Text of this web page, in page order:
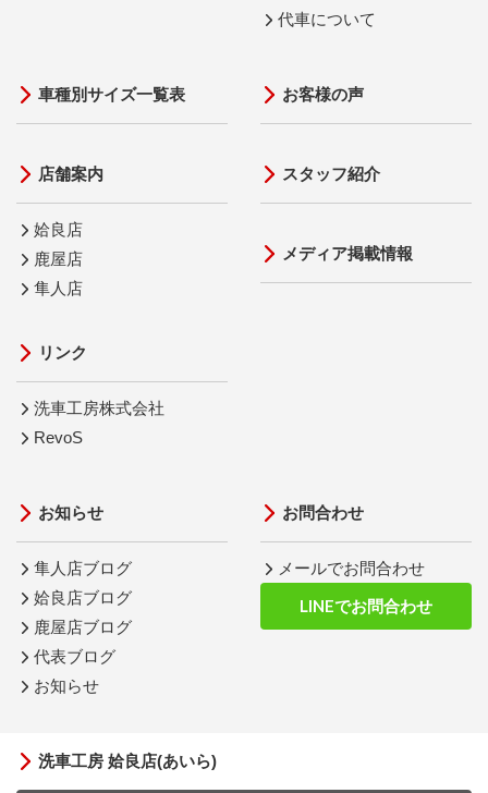
代車について
車種別サイズ一覧表
店舗案内
姶良店
鹿屋店
隼人店
リンク
洗車工房株式会社
RevoS
お客様の声
スタッフ紹介
メディア掲載情報
お知らせ
隼人店ブログ
姶良店ブログ
鹿屋店ブログ
代表ブログ
お知らせ
お問合わせ
メールでお問合わせ
LINEでお問合わせ
洗車工房 姶良店(あいら)